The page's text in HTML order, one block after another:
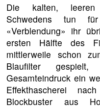
Die kalten, leeren
Schwedens tun
«Verblendung» ihr
ersten Hälfte des
mittlerweile schon
Blaufilter
Gesamteindruck ein
Effekthascherei
Blockbuster aus